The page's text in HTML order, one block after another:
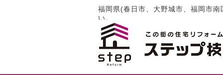
福岡県(春日市、大野城市、福岡市
い。